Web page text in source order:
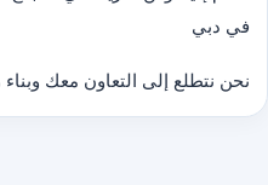
في دبي
نحن نتطلع إلى التعاون معك